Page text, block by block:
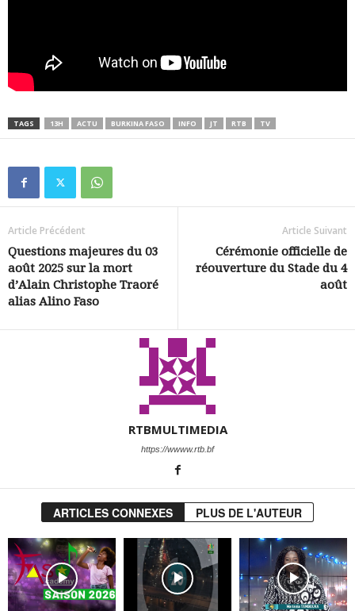
TAGS 13H ACTU BURKINA FASO INFO JT RTB TV
Article Précédent
Questions majeures du 03
août 2025 sur la mort
d’Alain Christophe Traoré
alias Alino Faso
Article Suivant
Cérémonie officielle de
réouverture du Stade du 4
août
RTBMULTIMEDIA
https://wwww.rtb.bf
ARTICLES CONNEXES PLUS DE L'AUTEUR